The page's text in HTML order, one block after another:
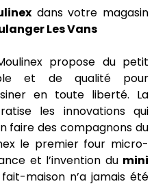
dans votre magasin
Les Vans
propose du petit
et de qualité pour
en toute liberté. La
les innovations qui
faire des compagnons du
le premier four micro-
et l’invention du mini
maison n’a jamais été